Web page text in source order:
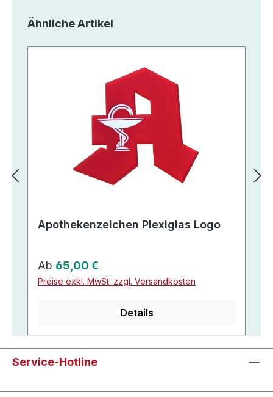
Produktgalerie überspringen
Ähnliche Artikel
Apothekenzeichen Plexiglas Logo
Regulärer Preis:
Ab 65,00 €
Preise exkl. MwSt. zzgl. Versandkosten
Details
Service-Hotline